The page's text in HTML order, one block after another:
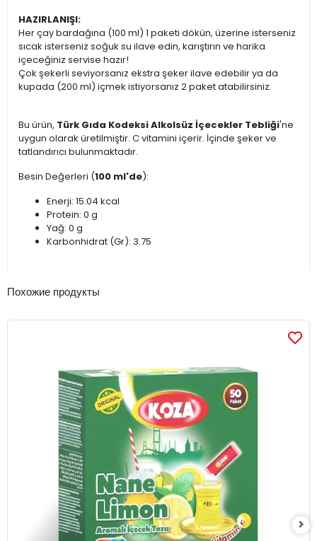
HAZIRLANIŞI:
Her çay bardağına (100 ml) 1 paketi dökün, üzerine isterseniz
sıcak isterseniz soğuk su ilave edin, karıştırın ve harika
içeceğiniz servise hazır!
Çok şekerli seviyorsanız ekstra şeker ilave edebilir ya da
kupada (200 ml) içmek istiyorsanız 2 paket atabilirsiniz.
Bu ürün, Türk Gıda Kodeksi Alkolsüz İçecekler Tebliği'ne
uygun olarak üretilmiştir. C vitamini içerir. İçinde şeker ve
tatlandırıcı bulunmaktadır.
Besin Değerleri (100 ml'de):
Enerji: 15.04 kcal
Protein: 0 g
Yağ: 0 g
Karbonhidrat (Gr): 3.75
Похожие продукты